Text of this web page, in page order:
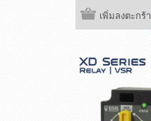
เพิ่มลงตะกร้า